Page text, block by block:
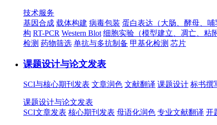
技术服务
基因合成 载体构建 病毒包装 蛋白表达（大肠、酵母、
构 RT-PCR Western Blot 细胞实验（模型建立、凋亡、粘
检测 药物筛选 单抗与多抗制备 甲基化检测 芯片
课题设计与论文发表
SCI与核心期刊发表 文章润色 文献翻译 课题设计 标书撰
课题设计与论文发表
SCI文章发表 核心期刊发表 母语化润色 专业文献翻译 开